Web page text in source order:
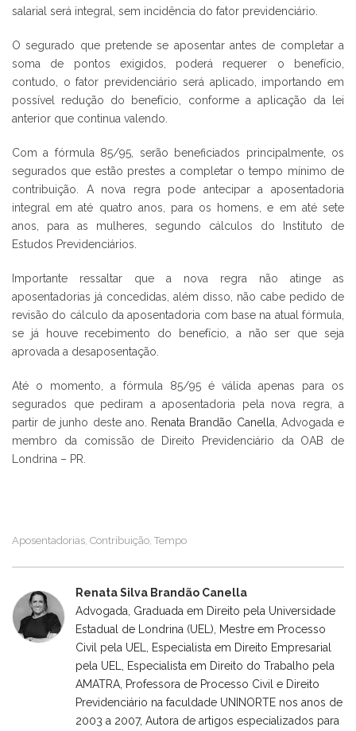
salarial será integral, sem incidência do fator previdenciário.
O segurado que pretende se aposentar antes de completar a
soma de pontos exigidos, poderá requerer o benefício,
contudo, o fator previdenciário será aplicado, importando em
possível redução do benefício, conforme a aplicação da lei
anterior que continua valendo.
Com a fórmula 85/95, serão beneficiados principalmente, os
segurados que estão prestes a completar o tempo mínimo de
contribuição. A nova regra pode antecipar a aposentadoria
integral em até quatro anos, para os homens, e em até sete
anos, para as mulheres, segundo cálculos do Instituto de
Estudos Previdenciários.
Importante ressaltar que a nova regra não atinge as
aposentadorias já concedidas, além disso, não cabe pedido de
revisão do cálculo da aposentadoria com base na atual fórmula,
se já houve recebimento do benefício, a não ser que seja
aprovada a desaposentação.
Até o momento, a fórmula 85/95 é válida apenas para os
segurados que pediram a aposentadoria pela nova regra, a
partir de junho deste ano.
Renata Brandão Canella , Advogada e
membro da comissão de Direito Previdenciário da OAB de
Londrina – PR.
Aposentadorias, Contribuição, Tempo
Renata Silva Brandão Canella
Advogada, Graduada em Direito pela Universidade
Estadual de Londrina (UEL), Mestre em Processo
Civil pela UEL, Especialista em Direito Empresarial
pela UEL, Especialista em Direito do Trabalho pela
AMATRA, Professora de Processo Civil e Direito
Previdenciário na faculdade UNINORTE nos anos de
2003 a 2007, Autora de artigos especializados para